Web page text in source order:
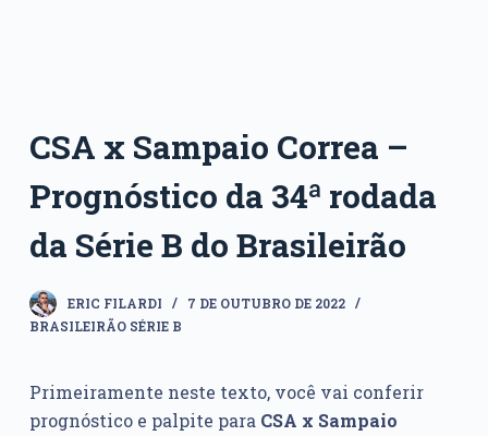
CSA x Sampaio Correa –
Prognóstico da 34ª rodada
da Série B do Brasileirão
ERIC FILARDI
7 DE OUTUBRO DE 2022
BRASILEIRÃO SÉRIE B
Primeiramente neste texto, você vai conferir
prognóstico e palpite para CSA x Sampaio